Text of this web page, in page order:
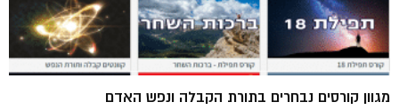
מגוון קורסים נבחרים בתורת הקבלה ונפש האדם